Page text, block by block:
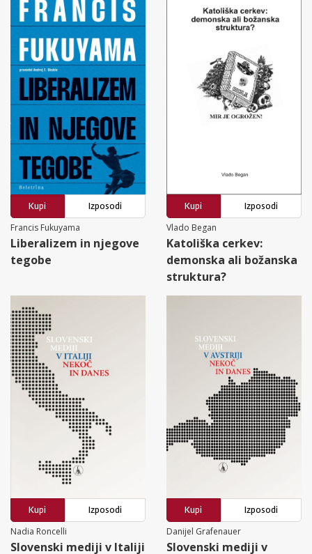
Kupi
Izposodi
Francis Fukuyama
Liberalizem in njegove
tegobe
Kupi
Izposodi
Vlado Began
Katoliška cerkev:
demonska ali božanska
struktura?
Kupi
Izposodi
Nadia Roncelli
Slovenski mediji v Italiji
Kupi
Izposodi
Danijel Grafenauer
Slovenski mediji v